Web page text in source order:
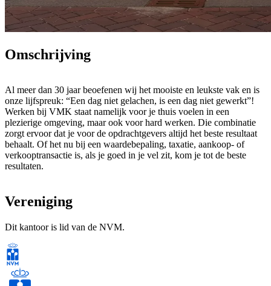
Omschrijving
Al meer dan 30 jaar beoefenen wij het mooiste en leukste vak en is
onze lijfspreuk: “Een dag niet gelachen, is een dag niet gewerkt”!
Werken bij VMK staat namelijk voor je thuis voelen in een
plezierige omgeving, maar ook voor hard werken. Die combinatie
zorgt ervoor dat je voor de opdrachtgevers altijd het beste resultaat
behaalt. Of het nu bij een waardebepaling, taxatie, aankoop- of
verkooptransactie is, als je goed in je vel zit, kom je tot de beste
resultaten.
Vereniging
Dit kantoor is lid van de NVM.